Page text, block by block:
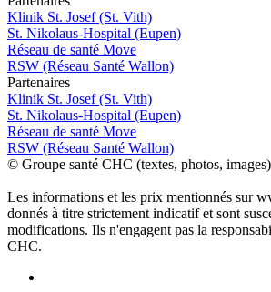
Klinik St. Josef (St. Vith)
St. Nikolaus-Hospital (Eupen)
Réseau de santé Move
RSW (Réseau Santé Wallon)
Partenaires
Klinik St. Josef (St. Vith)
St. Nikolaus-Hospital (Eupen)
Réseau de santé Move
RSW (Réseau Santé Wallon)
© Groupe santé CHC (textes, photos, images)
Les informations et les prix mentionnés sur
donnés à titre strictement indicatif et sont
modifications. Ils n'engagent pas la
CHC.